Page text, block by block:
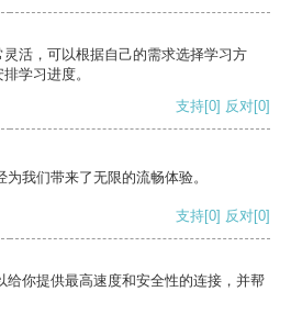
活，可以根据自己的需求选择学习方
学习进度。
支持[0] 反对[0]
我们带来了无限的流畅体验。
支持[0] 反对[0]
给你提供最高速度和安全性的连接，并帮